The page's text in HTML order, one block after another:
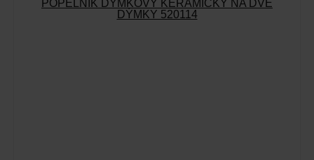
POPELNÍK DÝMKOVÝ KERAMICKÝ NA DVĚ
DÝMKY 520114